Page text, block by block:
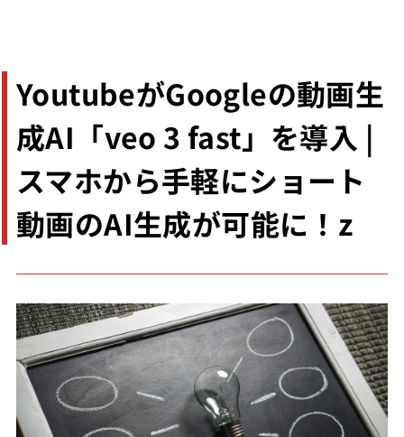
YoutubeがGoogleの動画生
成AI「veo 3 fast」を導入 |
スマホから手軽にショート
動画のAI生成が可能に！z